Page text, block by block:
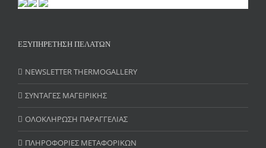
ΕΞΥΠΗΡΕΤΗΣΗ ΠΕΛΑΤΩΝ
NEWSLETTER THERMOGALLERY
ΣΥΝΤΑΓΕΣ ΜΑΓΕΙΡΙΚΗΣ
ΟΛΟΚΛΗΡΩΣΗ ΠΑΡΑΓΓΕΛΙΑΣ
ΠΛΗΡΟΦΟΡΙΕΣ ΜΕΤΑΦΟΡΙΚΩΝ